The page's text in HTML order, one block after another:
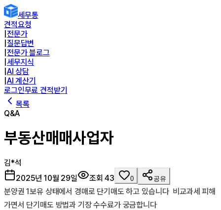
세무통
견적요청
전문가
질문답변
전문가 블로그
세무지식
AI 상담
AI 계산기
로그인무료 견적받기
목록
Q&A
부동산매매사업자
김*석
2025년 10월 29일
조회43 0 공유
분양권 1보유 상태에서 경매로 단기매도 하고 있습니다  비교과세 피해
가면서 단기매도 방법과 기장 수수료가 궁금합니다